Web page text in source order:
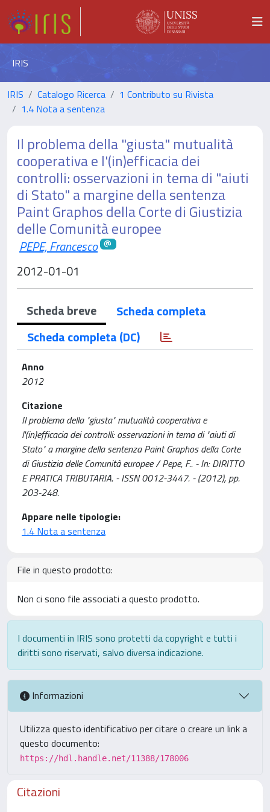
IRIS
IRIS Catalogo Ricerca
1 Contributo su Rivista
1.4 Nota a sentenza
Il problema della "giusta" mutualità
cooperativa e l'(in)efficacia dei
controlli: osservazioni in tema di "aiuti
di Stato" a margine della sentenza
Paint Graphos della Corte di Giustizia
delle Comunità europee
PEPE, Francesco
2012-01-01
Scheda breve
Scheda completa
Scheda completa (DC)
Anno
2012
Citazione
Il problema della "giusta" mutualità cooperativa e
l'(in)efficacia dei controlli: osservazioni in tema di "aiuti di
Stato" a margine della sentenza Paint Graphos della Corte
di Giustizia delle Comunità europee / Pepe, F.. - In: DIRITTO
E PRATICA TRIBUTARIA. - ISSN 0012-3447. - (2012), pp.
203-248.
Appare nelle tipologie:
1.4 Nota a sentenza
File in questo prodotto:
Non ci sono file associati a questo prodotto.
I documenti in IRIS sono protetti da copyright e tutti i
diritti sono riservati, salvo diversa indicazione.
Informazioni
Utilizza questo identificativo per citare o creare un link a
questo documento:
https://hdl.handle.net/11388/178006
Citazioni